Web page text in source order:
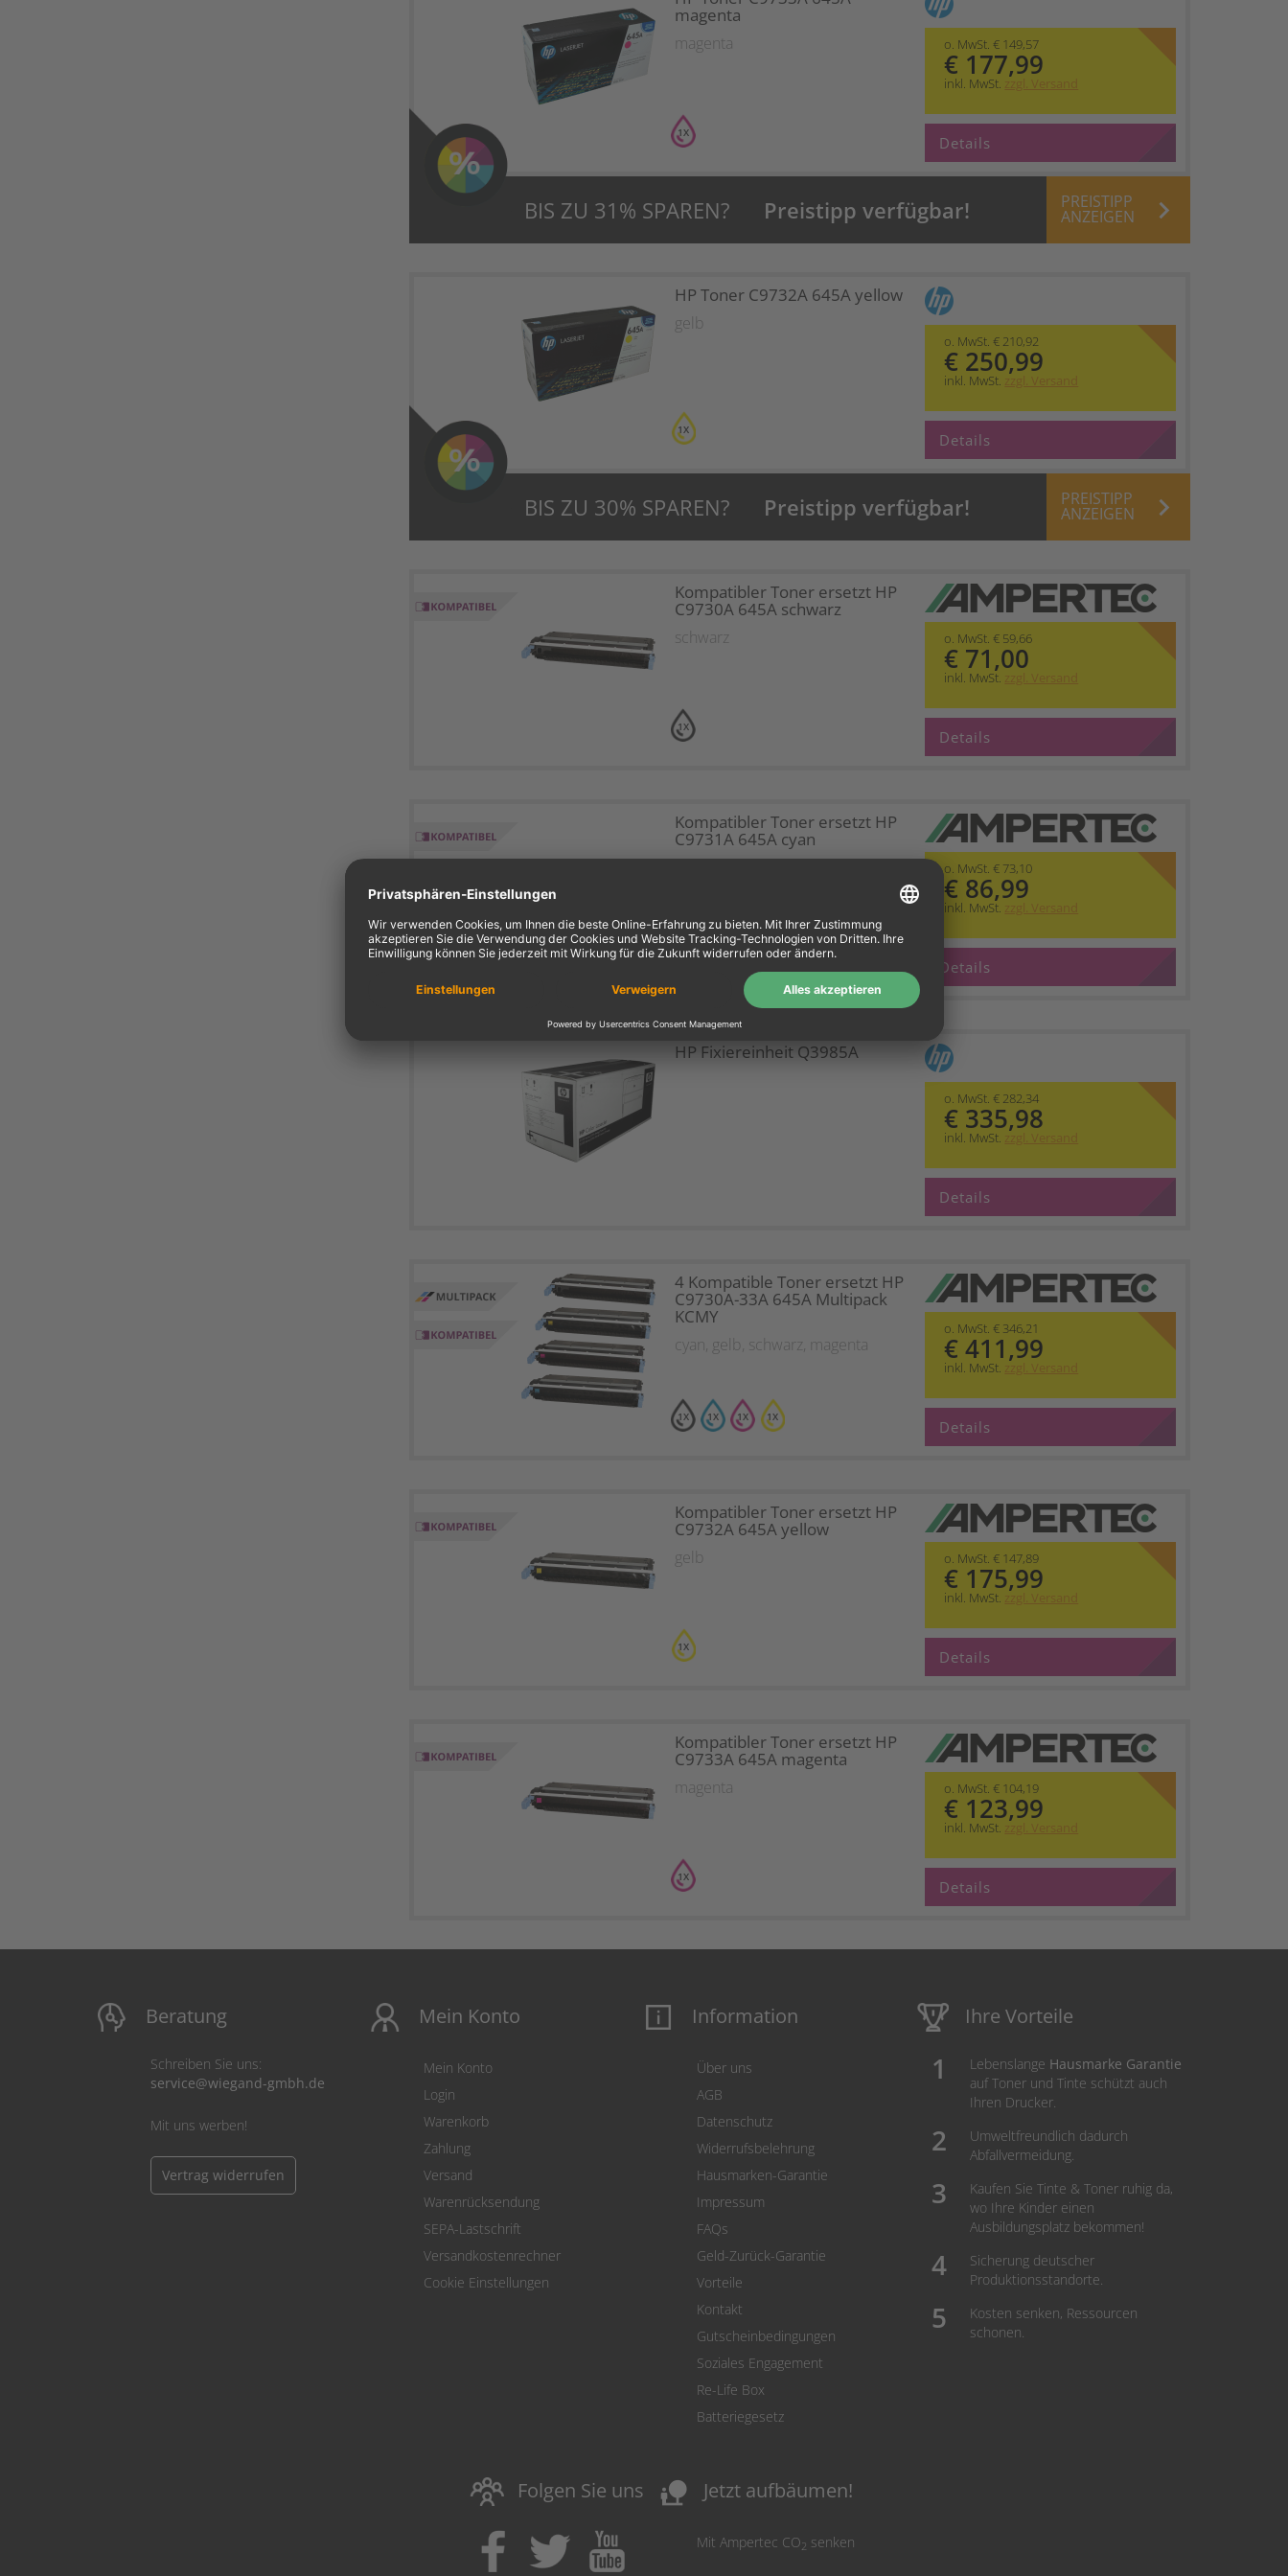
1X
magenta
magenta o. MwSt. € 149,57
€ 177,99
inkl. MwSt. zzgl. Versand
Details
BIS ZU 31% SPAREN? Preistipp verfügbar! PREISTIPP
ANZEIGEN keyboard_arrow_right
1X
HP Toner C9732A 645A yellow
gelb
o. MwSt. € 210,92
€ 250,99
inkl. MwSt. zzgl. Versand
Details
BIS ZU 30% SPAREN? Preistipp verfügbar! PREISTIPP
ANZEIGEN keyboard_arrow_right
1X
Kompatibler Toner ersetzt HP
C9730A 645A schwarz
schwarz o. MwSt. € 59,66
€ 71,00
inkl. MwSt. zzgl. Versand
Details
1X
Kompatibler Toner ersetzt HP
C9731A 645A cyan
o. MwSt. € 73,10
€ 86,99
inkl. MwSt. zzgl. Versand
Details
HP Fixiereinheit Q3985A
o. MwSt. € 282,34
€ 335,98
inkl. MwSt. zzgl. Versand
Details
1X 1X 1X 1X
4 Kompatible Toner ersetzt HP
C9730A-33A 645A Multipack
KCMY
cyan, gelb, schwarz, magenta
o. MwSt. € 346,21
€ 411,99
inkl. MwSt. zzgl. Versand
Details
1X
Kompatibler Toner ersetzt HP
C9732A 645A yellow
gelb o. MwSt. € 147,89
€ 175,99
inkl. MwSt. zzgl. Versand
Details
1X
Kompatibler Toner ersetzt HP
C9733A 645A magenta
magenta o. MwSt. € 104,19
€ 123,99
inkl. MwSt. zzgl. Versand
Details
Beratung
Schreiben Sie uns:
service@wiegand-gmbh.de
Mit uns werben!
Vertrag widerrufen
Mein Konto
Mein Konto
Login
Warenkorb
Zahlung
Versand
Warenrücksendung
SEPA-Lastschrift
Versandkostenrechner
Cookie Einstellungen
Information
Über uns
AGB
Datenschutz
Widerrufsbelehrung
Hausmarken-Garantie
Impressum
FAQs
Geld-Zurück-Garantie
Vorteile
Kontakt
Gutscheinbedingungen
Soziales Engagement
Re-Life Box
Batteriegesetz
Ihre Vorteile
Lebenslange Hausmarke Garantie
auf Toner und Tinte schützt auch
Ihren Drucker.
Umweltfreundlich dadurch
Abfallvermeidung.
Kaufen Sie Tinte & Toner ruhig da,
wo Ihre Kinder einen
Ausbildungsplatz bekommen!
Sicherung deutscher
Produktionsstandorte.
Kosten senken, Ressourcen
schonen.
Folgen Sie uns nature_people Jetzt aufbäumen!
Mit Ampertec CO2 senken